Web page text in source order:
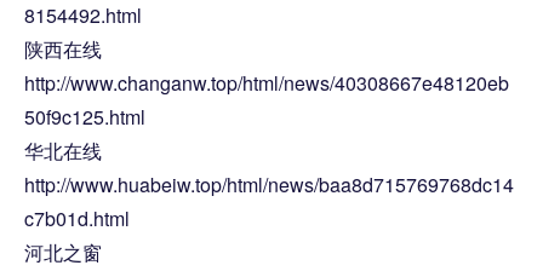
8154492.html
陕西在线
http://www.changanw.top/html/news/40308667e48120eb
50f9c125.html
华北在线
http://www.huabeiw.top/html/news/baa8d715769768dc14
c7b01d.html
河北之窗